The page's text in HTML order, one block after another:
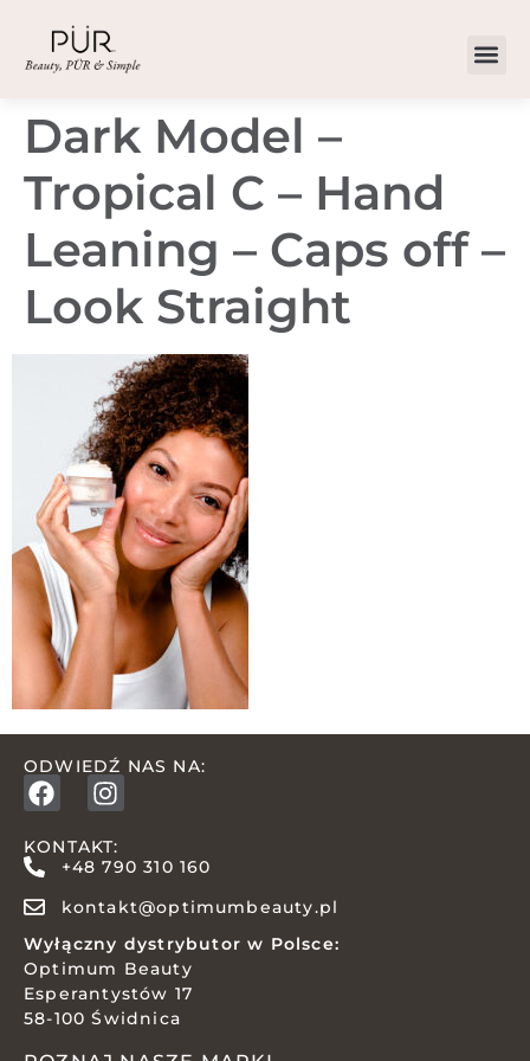
Dark Model –
Tropical C – Hand
Leaning – Caps off –
Look Straight
ODWIEDŹ NAS NA:
KONTAKT:
+48 790 310 160
kontakt@optimumbeauty.pl
Wyłączny dystrybutor w Polsce:
Optimum Beauty
Esperantystów 17
58-100 Świdnica